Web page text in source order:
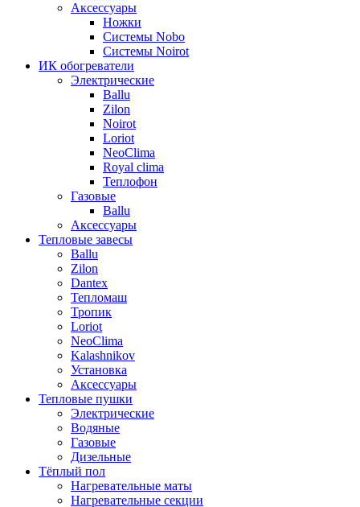
Аксессуары
Ножки
Системы Nobo
Системы Noirot
ИК обогреватели
Электрические
Ballu
Zilon
Noirot
Loriot
NeoClima
Royal clima
Теплофон
Газовые
Ballu
Аксессуары
Тепловые завесы
Ballu
Zilon
Dantex
Тепломаш
Тропик
Loriot
NeoClima
Kalashnikov
Установка
Аксессуары
Тепловые пушки
Электрические
Водяные
Газовые
Дизельные
Тёплый пол
Нагревательные маты
Нагревательные секции